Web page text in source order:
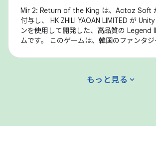
Mir 2: Return of the King は、Actoz Soft
付与し、 HK ZHILI YAOAN LIMITED が
ンを使用して開発した、高品質の Legend
ムです。 このゲームは、韓国のファンタジ
備の収集、大規模な砂攻撃、その他のコア
もっと見る expand_more